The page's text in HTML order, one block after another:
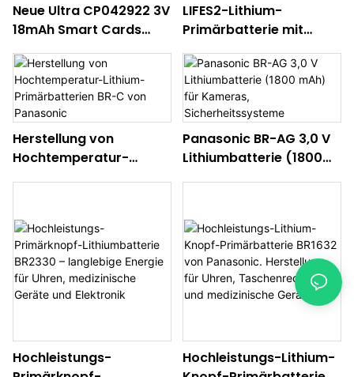
Neue Ultra CP042922 3V
18mAh Smart Cards
Dünnschichtbatterie
LIFES2-Lithium-
Primärbatterie mit
AAA, 1,5 V. Herstellung
Herstellung von
Hochtemperatur-
Panasonic BR-AG 3,0 V
Lithiumbatterie (1800
Hochleistungs-
Hochleistungs-Lithium-